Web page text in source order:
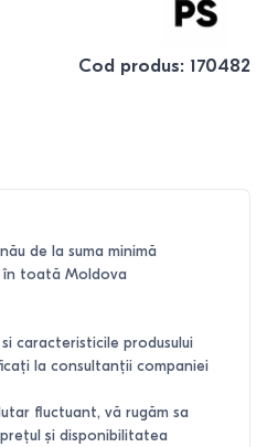
Cod produs: 170482
de la suma minimă
în toată Moldova
caracteristicile produsului
la consultanții companiei
fluctuant, vă rugăm sa
și disponibilitatea